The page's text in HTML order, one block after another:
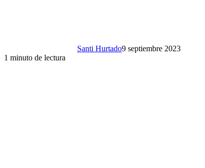
Santi Hurtado9 septiembre 2023
1 minuto de lectura